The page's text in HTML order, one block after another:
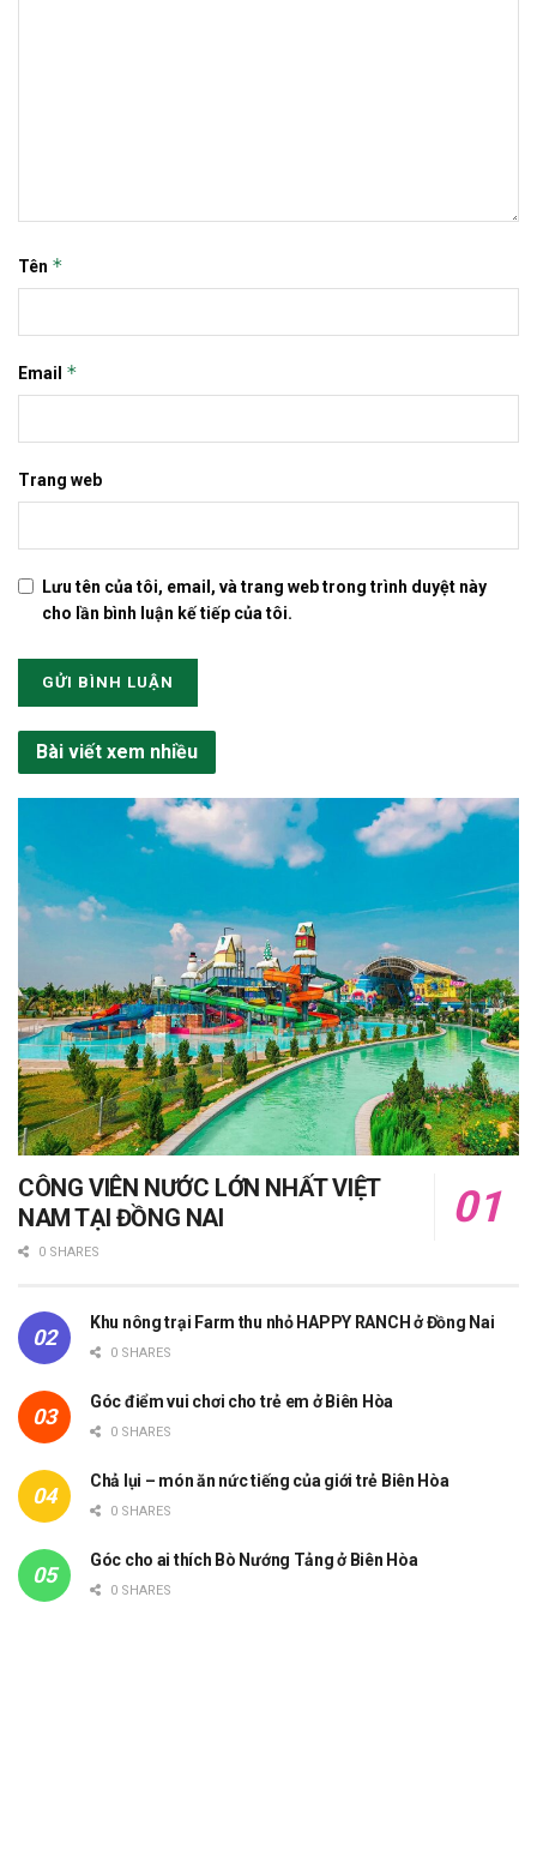
Tên *
Email *
Trang web
Lưu tên của tôi, email, và trang web trong trình duyệt này
cho lần bình luận kế tiếp của tôi.
Bài viết xem nhiều
CÔNG VIÊN NƯỚC LỚN NHẤT VIỆT
NAM TẠI ĐỒNG NAI
0 SHARES
Khu nông trại Farm thu nhỏ HAPPY RANCH ở Đồng Nai
0 SHARES
Góc điểm vui chơi cho trẻ em ở Biên Hòa
0 SHARES
Chả lụi – món ăn nức tiếng của giới trẻ Biên Hòa
0 SHARES
Góc cho ai thích Bò Nướng Tảng ở Biên Hòa
0 SHARES